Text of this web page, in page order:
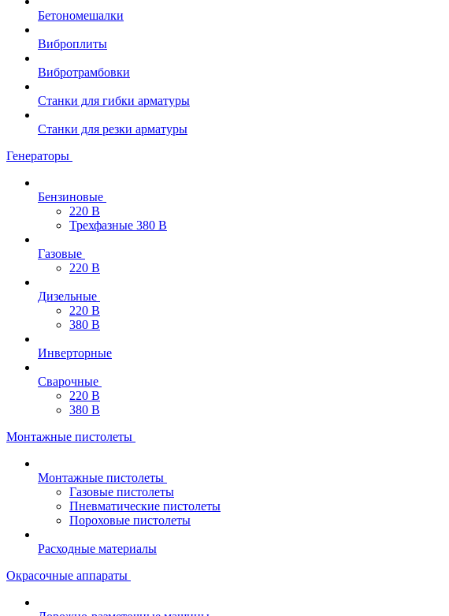
Бетономешалки
Виброплиты
Вибротрамбовки
Станки для гибки арматуры
Станки для резки арматуры
Генераторы
Бензиновые
220 В
Трехфазные 380 В
Газовые
220 В
Дизельные
220 В
380 В
Инверторные
Сварочные
220 В
380 В
Монтажные пистолеты
Монтажные пистолеты
Газовые пистолеты
Пневматические пистолеты
Пороховые пистолеты
Расходные материалы
Окрасочные аппараты